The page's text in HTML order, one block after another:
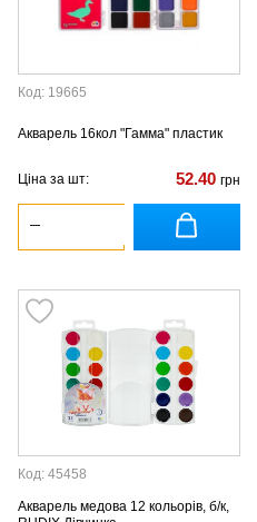
Код: 19665
Акварель 16кол "Гамма" пластик
Ціна за шт: 52.40 грн
Код: 45458
Акварель медова 12 кольорів, б/к,